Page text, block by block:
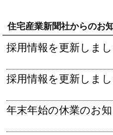
住宅産業新聞社からのお
採用情報を更新しま
採用情報を更新しま
年末年始の休業のお